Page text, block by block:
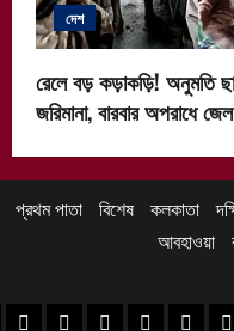
দেশ
রেলে বড় কড়াকড়ি! অনুমতি
জরিমানা, বারবার অপরাধে জেল
প্রথম পাতা বিশেষ কলকাতা
আবহাওয়া
খবর
খবর
পুরুলিয়া খবর
বাঁকুড়া খবরপশ্চিম বর্ধমান খবর
পূর্ব বর্ধমান খবর
বীরভূম